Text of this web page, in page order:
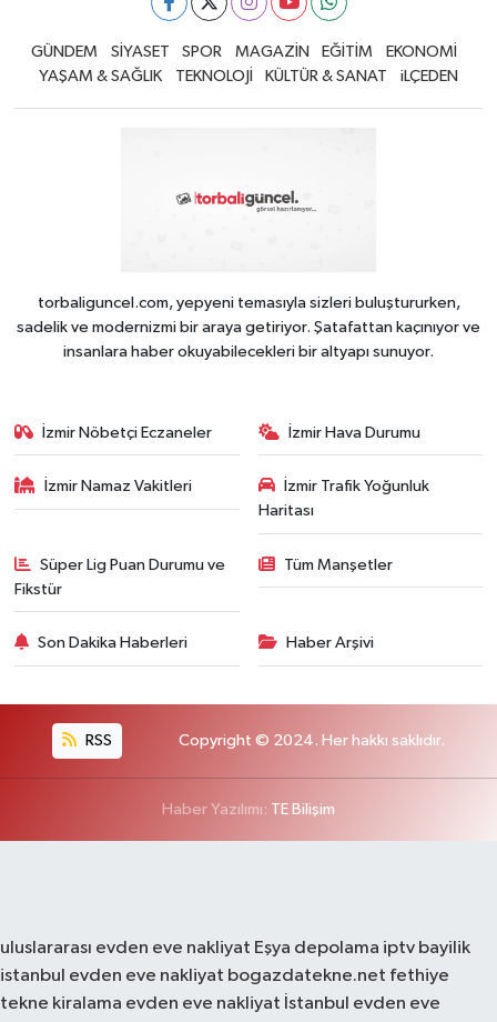
GÜNDEM SİYASET SPOR MAGAZİN EĞİTİM
EKONOMİ
YAŞAM & SAĞLIK
TEKNOLOJİ KÜLTÜR & SANAT iLÇEDEN
torbaliguncel.com, yepyeni temasıyla sizleri buluştururken,
sadelik ve modernizmi bir araya getiriyor. Şatafattan kaçınıyor ve
insanlara haber okuyabilecekleri bir altyapı sunuyor.
İzmir Nöbetçi Eczaneler İzmir Hava Durumu
İzmir Namaz Vakitleri
İzmir Trafik Yoğunluk
Haritası
Süper Lig Puan Durumu ve
Fikstür
Tüm Manşetler
Son Dakika Haberleri Haber Arşivi
RSS Copyright © 2024. Her hakkı saklıdır.
Haber Yazılımı: TE Bilişim
uluslararası evden eve nakliyat Eşya depolama iptv bayilik
istanbul evden eve nakliyat bogazdatekne.net fethiye
tekne kiralama evden eve nakliyat İstanbul evden eve